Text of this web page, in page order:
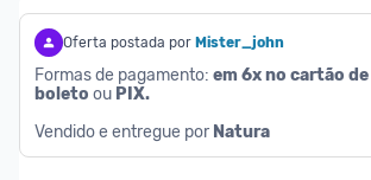
avaliação de todos os sellers e lojas
divulgados na plataforma. Em todas
vendidas por um marketplace, nós
campo "Informações adicionais" o
produto e sinalizamos através da tag
[Marketplace], que fica logo abaixo
Oferta postada por Mister_john
Formas de pagamento: em 6x no cartão
boleto ou PIX.
Vendido e entregue por Natura